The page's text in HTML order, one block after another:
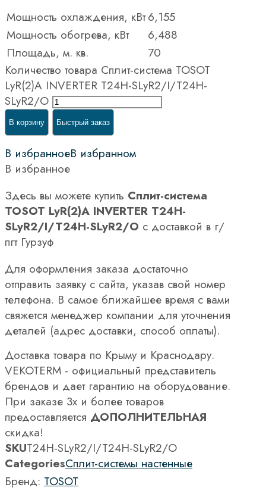
Мощность охлаждения, кВт6,155
Мощность обогрева, кВт
6,488
Площадь, м. кв.
70
Количество товара Сплит-система TOSOT
LyR(2)A INVERTER T24H-SLyR2/I/T24H-
SLyR2/O
В корзину Быстрый заказ
В избранноеВ избранном
В избранное
Здесь вы можете купить Сплит-система
TOSOT LyR(2)A INVERTER T24H-
SLyR2/I/T24H-SLyR2/O с доставкой в г/
пгт Гурзуф
Для оформления заказа достаточно
отправить заявку с сайта, указав свой номер
телефона. В самое ближайшее время с вами
свяжется менеджер компании для уточнения
деталей (адрес доставки, способ оплаты).
Доставка товара по Крыму и Краснодару.
VEKOTERM - официальный представитель
брендов и дает гарантию на оборудование.
При заказе 3х и более товаров
предоставляется ДОПОЛНИТЕЛЬНАЯ
скидка!
SKUT24H-SLyR2/I/T24H-SLyR2/O
CategoriesСплит-системы настенные
Бренд: TOSOT